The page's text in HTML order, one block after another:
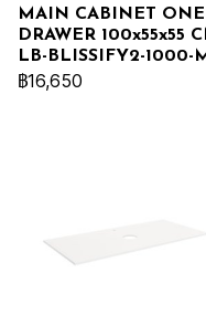
MAIN CABINET ONE
DRAWER 100x55x55
LB-BLISSIFY2-1000-
฿16,650